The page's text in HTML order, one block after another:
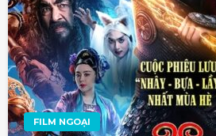
FILM NGOẠI